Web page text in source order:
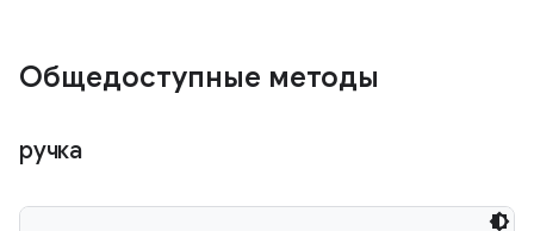
Общедоступные методы
ручка